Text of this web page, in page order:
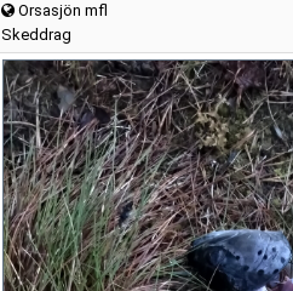
Orsasjön mfl
Skeddrag